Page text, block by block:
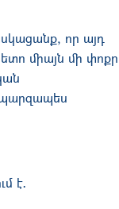
որ այդ
միայն մի փոքր
պարզապես
է․